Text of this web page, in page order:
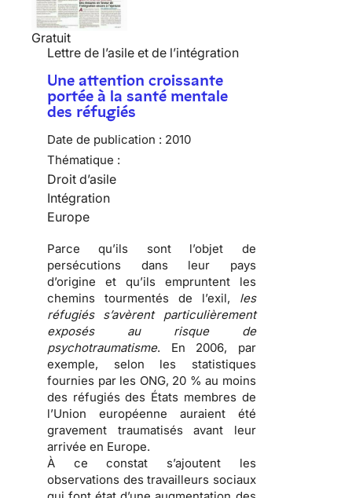
Gratuit
Lettre de l’asile et de l’intégration
Une attention croissante
portée à la santé mentale
des réfugiés
Date de publication : 2010
Thématique :
Droit d’asile
Intégration
Europe
Parce qu’ils sont l’objet de
persécutions dans leur pays
d’origine et qu’ils empruntent les
chemins tourmentés de l’exil, les
réfugiés s’avèrent particulièrement
exposés au risque de
psychotraumatisme. En 2006, par
exemple, selon les statistiques
fournies par les ONG, 20 % au moins
des réfugiés des États membres de
l’Union européenne auraient été
gravement traumatisés avant leur
arrivée en Europe.
À ce constat s’ajoutent les
observations des travailleurs sociaux